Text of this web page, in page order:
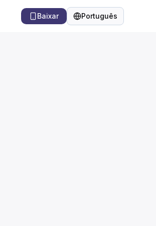
Baixar Português
Idioma